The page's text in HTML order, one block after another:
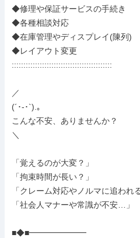
◆修理や保証サービスの手続き
◆各種相談対応
◆在庫管理やディスプレイ(陳列)
◆レイアウト変更
:::::::::::::::::::::::::::::::::::::::::::
／
(´･-･`).｡
こんな不安、ありませんか？
＼
「覚えるのが大変？」
「拘束時間が長い？」
「クレーム対応やノルマに追われ
「社会人マナーや常識が不安…」
■◆■━━━━━━━